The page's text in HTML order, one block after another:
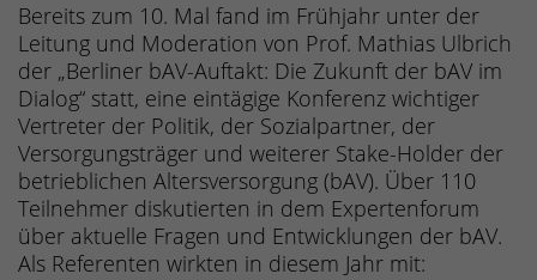
Bereits zum 10. Mal fand im Frühjahr unter der
Leitung und Moderation von Prof. Mathias Ulbrich
der „Berliner bAV-Auftakt: Die Zukunft der bAV im
Dialog“ statt, eine eintägige Konferenz wichtiger
Vertreter der Politik, der Sozialpartner, der
Versorgungsträger und weiterer Stake-Holder der
betrieblichen Altersversorgung (bAV). Über 110
Teilnehmer diskutierten in dem Expertenforum
über aktuelle Fragen und Entwicklungen der bAV.
Als Referenten wirkten in diesem Jahr mit: